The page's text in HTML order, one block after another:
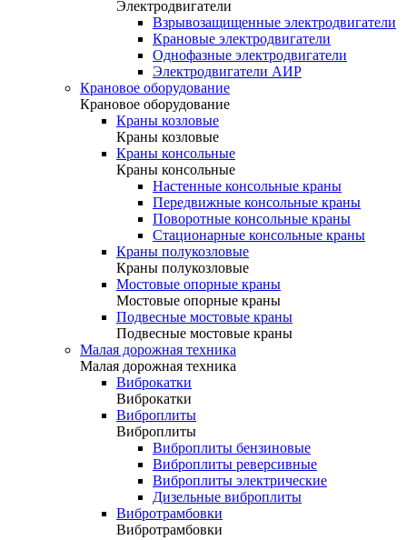
Электродвигатели
Взрывозащищенные электродвигатели
Крановые электродвигатели
Однофазные электродвигатели
Электродвигатели АИР
Крановое оборудование
Крановое оборудование
Краны козловые
Краны козловые
Краны консольные
Краны консольные
Настенные консольные краны
Передвижные консольные краны
Поворотные консольные краны
Стационарные консольные краны
Краны полукозловые
Краны полукозловые
Мостовые опорные краны
Мостовые опорные краны
Подвесные мостовые краны
Подвесные мостовые краны
Малая дорожная техника
Малая дорожная техника
Виброкатки
Виброкатки
Виброплиты
Виброплиты
Виброплиты бензиновые
Виброплиты реверсивные
Виброплиты электрические
Дизельные виброплиты
Вибротрамбовки
Вибротрамбовки